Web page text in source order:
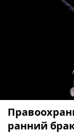
ранний